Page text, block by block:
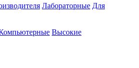
Лабораторные Для
Высокие